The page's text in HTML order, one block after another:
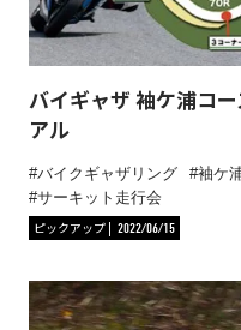
バイギャザ 袖ケ浦コ
アル
バイクギャザリング
袖ケ
サーキット走行会
ピックアップ
2022/06/15